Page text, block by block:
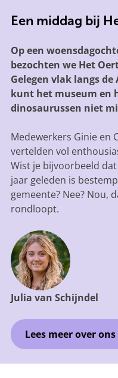
Een middag bij
Op een
bezochten we Het
Gelegen vlak langs de
kunt het museum en
dinosaurussen niet
Medewerkers Ginie en
vertelden vol
Wist je bijvoorbeeld
jaar geleden is
gemeente? Nee? Nou,
rondloopt.
Julia van Schijndel
Lees meer over